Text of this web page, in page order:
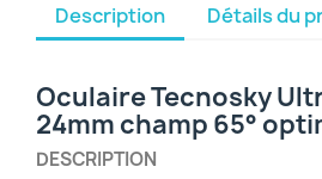
Description Détails du
Oculaire Tecnosky
24mm champ 65°
DESCRIPTION